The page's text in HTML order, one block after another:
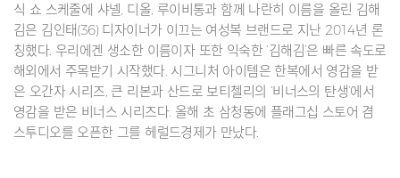
식 쇼 스케줄에 샤넬, 디올, 루이비통과 함께 나란히 이름을 올린 김해
김은 김인태(36) 디자이너가 이끄는 여성복 브랜드로 지난 2014년 론
칭했다. 우리에겐 생소한 이름이자 또한 익숙한 ‘김해김’은 빠른 속도로
해외에서 주목받기 시작했다. 시그니처 아이템은 한복에서 영감을 받
은 오간자 시리즈, 큰 리본과 산드로 보티첼리의 ‘비너스의 탄생’에서
영감을 받은 비너스 시리즈다. 올해 초 삼청동에 플래그십 스토어 겸
스투디오를 오픈한 그를 헤럴드경제가 만났다.